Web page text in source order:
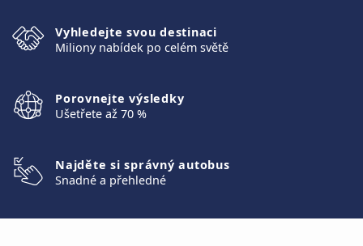
Vyhledejte svou destinaci
Miliony nabídek po celém světě
Porovnejte výsledky
Ušetřete až 70 %
Najděte si správný autobus
Snadné a přehledné